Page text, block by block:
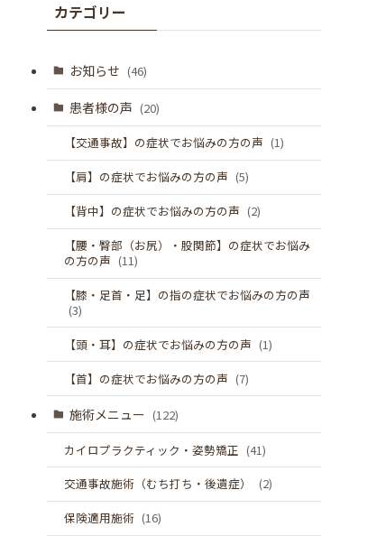
カテゴリー
お知らせ (46)
患者様の声 (20)
【交通事故】の症状でお悩みの方の声 (1)
【肩】の症状でお悩みの方の声 (5)
【背中】の症状でお悩みの方の声 (2)
【腰・臀部（お尻）・股関節】の症状でお悩み
の方の声 (11)
【膝・足首・足】の指の症状でお悩みの方の声
(3)
【頭・耳】の症状でお悩みの方の声 (1)
【首】の症状でお悩みの方の声 (7)
施術メニュー (122)
カイロプラクティック・姿勢矯正 (41)
交通事故施術（むち打ち・後遺症）
(2)
保険適用施術 (16)